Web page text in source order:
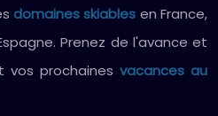
domaines skiables en France,
Prenez de l'avance et
vos prochaines vacances au